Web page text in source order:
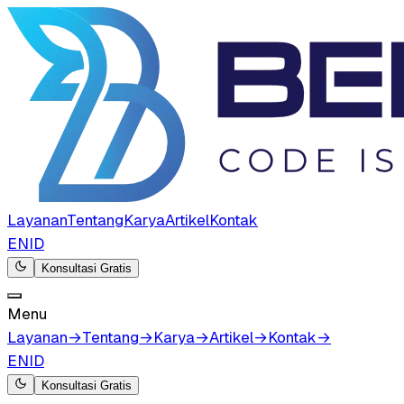
LayananTentangKaryaArtikelKontak
ENID
Konsultasi Gratis
Menu
Layanan→Tentang→Karya→Artikel→Kontak→
ENID
Konsultasi Gratis